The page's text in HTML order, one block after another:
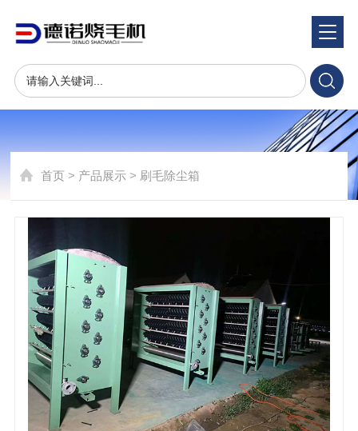
产品展示 Product show
首页 > 产品展示 > 刷毛除尘箱